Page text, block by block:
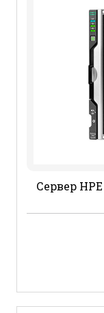
Сервер